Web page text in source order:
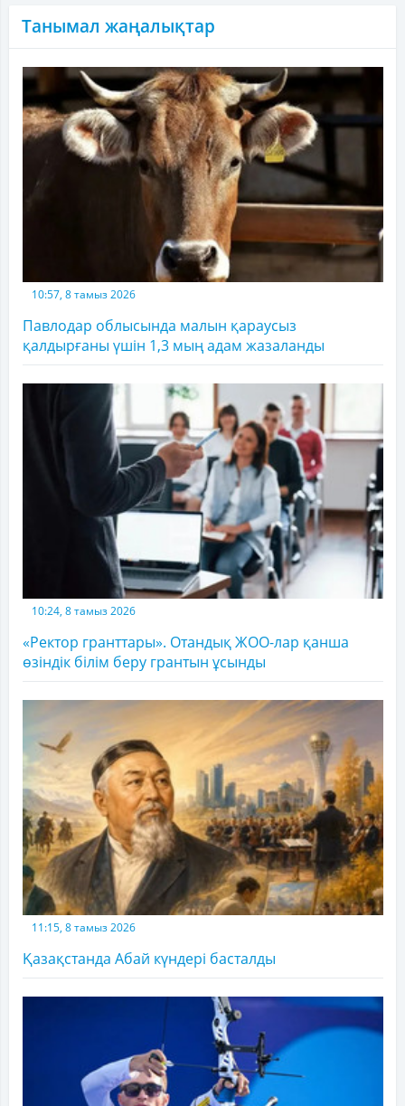
Танымал жаңалықтар
10:57, 8 тамыз 2026
Павлодар облысында малын қараусыз
қалдырғаны үшін 1,3 мың адам жазаланды
10:24, 8 тамыз 2026
«Ректор гранттары». Отандық ЖОО-лар қанша
өзіндік білім беру грантын ұсынды
11:15, 8 тамыз 2026
Қазақстанда Абай күндері басталды